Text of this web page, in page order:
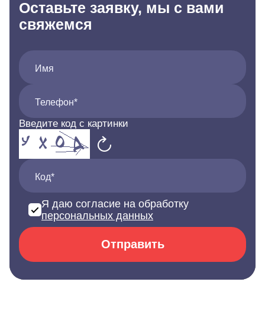
Оставьте заявку, мы с вами
свяжемся
Имя
Телефон*
Введите код с картинки
Код*
Я даю согласие на обработку
персональных данных
Отправить